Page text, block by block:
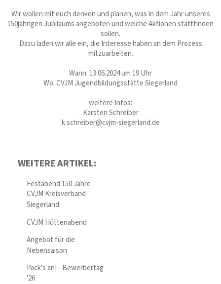
Wir wollen mit euch denken und planen, was in dem Jahr unseres
150jährigen Jubiläums angeboten und welche Aktionen stattfinden
sollen.
Dazu laden wir alle ein, die Interesse haben an dem Prozess
mitzuarbeiten.
Wann: 13.06.2024 um 19 Uhr
Wo: CVJM Jugendbildungsstätte Siegerland
weitere Infos:
Karsten Schreiber
k.schreiber@cvjm-siegerland.de
WEITERE ARTIKEL:
Festabend 150 Jahre
CVJM Kreisverband
Siegerland
CVJM Hüttenabend
Angebot für die
Nebensaison
Pack's an! - Bewerbertag
'26